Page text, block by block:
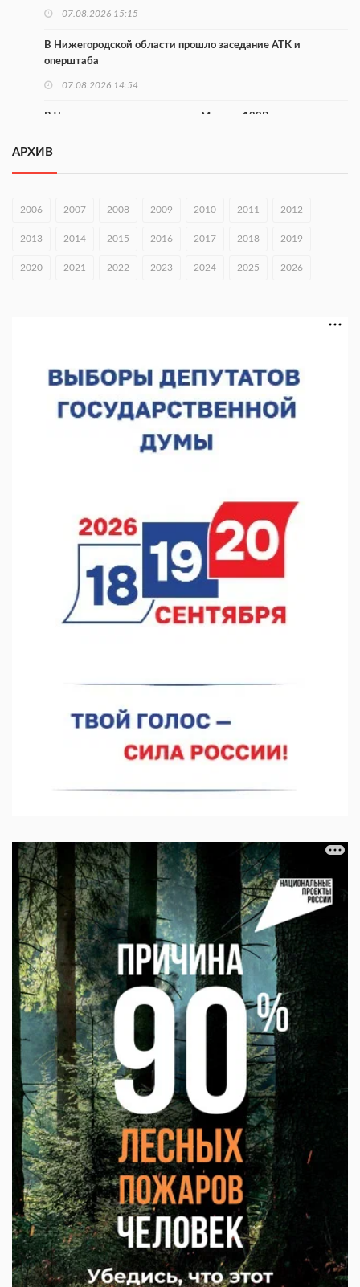
07.08.2026 15:15
В Нижегородской области прошло заседание АТК и
оперштаба
07.08.2026 14:54
В Чкаловске спустили на воду «Метеор-120Р»
В Нижегородской области выбрали лучшего лесного
07.08.2026 13:48
В Нижнем Новгороде отметили 70-летие Дня строителя
07.08.2026 13:15
В Нижнем Новгороде прошло совещание Росгвардии
покраской телебашни
07.08.2026 11:20
В автобусах Арзамаса устанавливают терминалы оплаты
07.08.2026 11:03
АРХИВ
2006 2007 2008 2009 2010 2011 2012
2013 2014 2015 2016 2017 2018 2019
2020 2021 2022 2023 2024 2025 2026